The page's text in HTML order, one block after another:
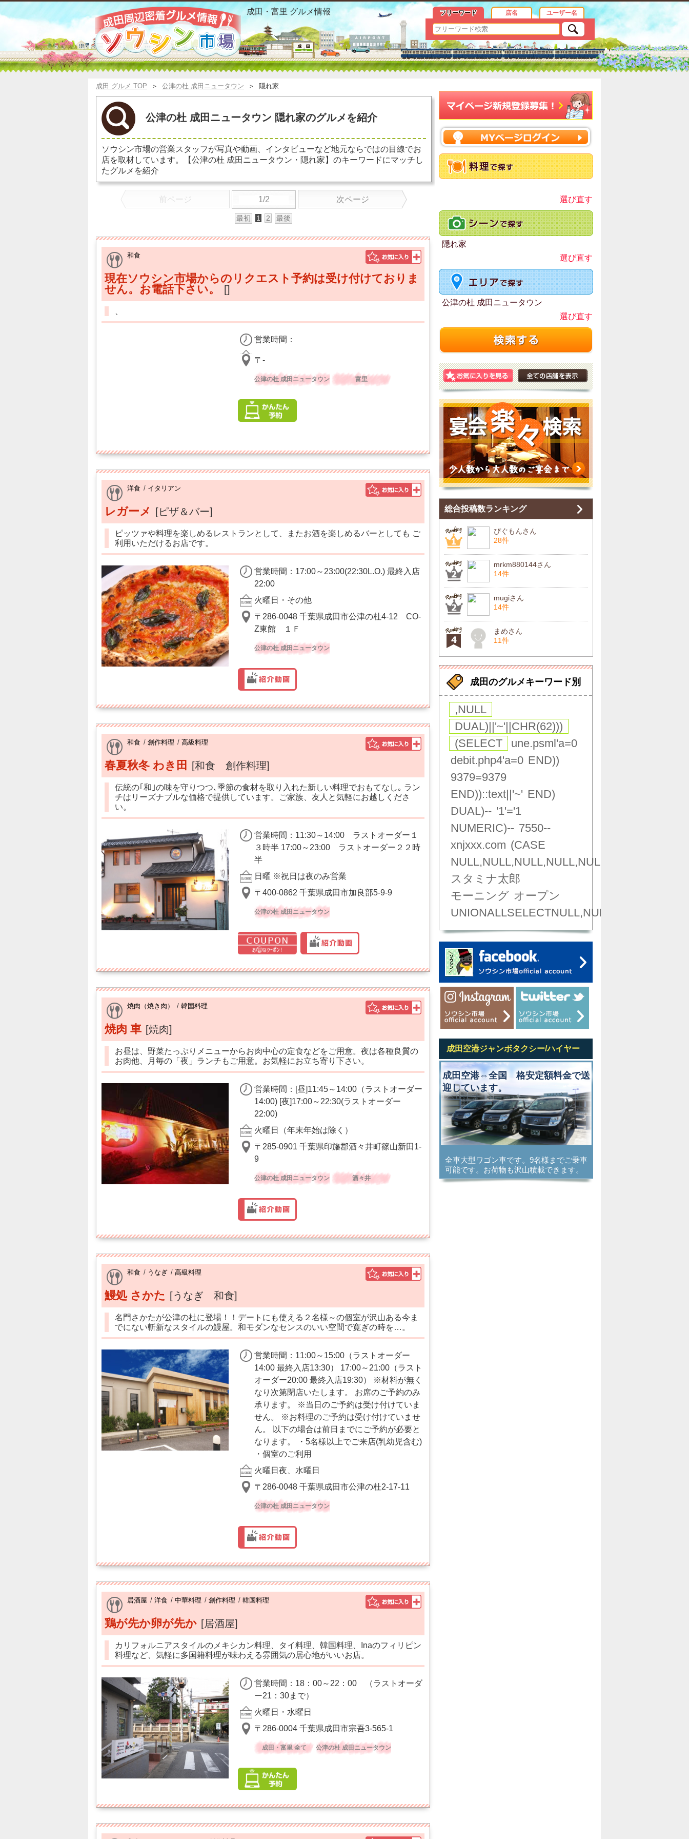
公津の杜 成田ニュータウン 隠れ家 お勧めグルメ おすすめ情報
成田・富里 グルメ情報 フリーワード 店名 ユーザー名
成田 グルメ TOP ＞ 公津の杜 成田ニュータウン ＞ 隠れ家
公津の杜 成田ニュータウン 隠れ家のグルメを紹介
ソウシン市場の営業スタッフが写真や動画、インタビューなど地元ならではの目線でお
店を取材しています。【公津の杜 成田ニュータウン・隠れ家】のキーワードにマッチし
たグルメを紹介
前ページ 1/2 次ページ
最初 1 2 最後
和食
現在ソウシン市場からのリクエスト予約は受け付けておりま
せん。お電話下さい。
[]
営業時間：
〒-
公津の杜 成田ニュータウン 富里
洋食 / イタリアン
レガーメ [ピザ＆バー]
ピッツァや料理を楽しめるレストランとして、またお酒を楽しめるバーとしても ご
利用いただけるお店です。
営業時間：17:00～23:00(22:30L.O.) 最終入店
22:00
火曜日・その他
〒286-0048 千葉県成田市公津の杜4-12 CO-
Z東館 １Ｆ
公津の杜 成田ニュータウン
和食 / 創作料理 / 高級料理
春夏秋冬 わき田 [和食 創作料理]
伝統の｢和｣の味を守りつつ､季節の食材を取り入れた新しい料理でおもてなし｡ ラン
チはリーズナブルな価格で提供しています。ご家族、友人と気軽にお越しくださ
い。
営業時間：11:30～14:00 ラストオーダー１
３時半 17:00～23:00 ラストオーダー２２時
半
日曜 ※祝日は夜のみ営業
〒400-0862 千葉県成田市加良部5-9-9
公津の杜 成田ニュータウン
焼肉（焼き肉） / 韓国料理
焼肉 車 [焼肉]
お昼は、野菜たっぷりメニューからお肉中心の定食などをご用意。夜は各種良質の
お肉他、月毎の「夜」ランチもご用意。お気軽にお立ち寄り下さい。
営業時間：[昼]11:45～14:00（ラストオーダー
14:00) [夜]17:00～22:30(ラストオーダー
22:00)
火曜日（年末年始は除く）
〒285-0901 千葉県印旛郡酒々井町篠山新田1-
9
公津の杜 成田ニュータウン 酒々井
和食 / うなぎ / 高級料理
鰻処 さかた [うなぎ 和食]
名門さかたが公津の杜に登場！！デートにも使える２名様～の個室が沢山ある今ま
でにない斬新なスタイルの鰻屋。和モダンなセンスのいい空間で寛ぎの時を…。
営業時間：11:00～15:00（ラストオーダー
14:00 最終入店13:30） 17:00～21:00（ラスト
オーダー20:00 最終入店19:30） ※材料が無く
なり次第閉店いたします。 お席のご予約のみ
承ります。 ※当日のご予約は受け付けていま
せん。 ※お料理のご予約は受け付けていませ
ん。 以下の場合は前日までにご予約が必要と
なります。 ・5名様以上でご来店(乳幼児含む)
・個室のご利用
火曜日夜、水曜日
〒286-0048 千葉県成田市公津の杜2-17-11
公津の杜 成田ニュータウン
居酒屋 / 洋食 / 中華料理 / 創作料理 / 韓国料理
鶏が先か卵が先か [居酒屋]
カリフォルニアスタイルのメキシカン料理、タイ料理、韓国料理、Inaのフィリピン
料理など、気軽に多国籍料理が味わえる雰囲気の居心地がいいお店。
営業時間：18：00～22：00 （ラストオーダ
ー21：30まで）
火曜日・水曜日
〒286-0004 千葉県成田市宗吾3-565-1
成田・富里 全て 公津の杜 成田ニュータウン
選び直す
隠れ家
選び直す
公津の杜 成田ニュータウン
選び直す
総合投稿数ランキング
ぴぐもんさん
28件
mrkm880144さん
14件
mugiさん
14件
まめさん
11件
成田のグルメキーワード別
,NULL
DUAL)||'~'||CHR(62)))
(SELECT
une.psml'a=0
debit.php4'a=0 END))
9379=9379
END))::text||'~' END)
DUAL)-- '1'='1
NUMERIC)-- 7550--
xnjxxx.com (CASE
スタミナ太郎
モーニング オープン
成田空港ジャンボタクシー/ハイヤー
成田空港⇔全国 格安定額料金で送
迎しています。
全車大型ワゴン車です。9名様までご乗車
可能です。お荷物も沢山積載できます。